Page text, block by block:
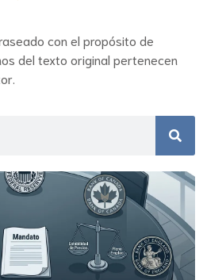
con el propósito de
del texto original pertenecen